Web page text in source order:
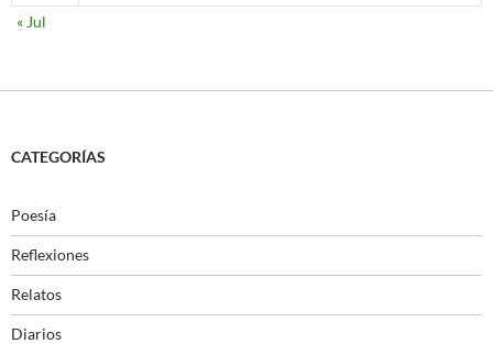
« Jul
CATEGORÍAS
Poesía
Reflexiones
Relatos
Diarios